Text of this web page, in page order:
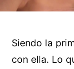
Siendo la
con ella. Lo